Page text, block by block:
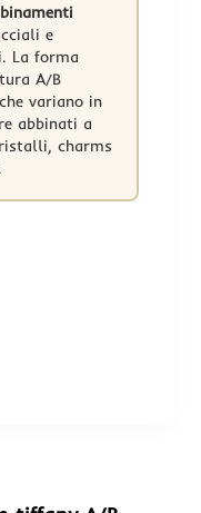
e
La forma
A/B
variano in
abbinati a
charms